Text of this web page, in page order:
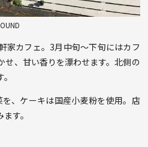
家カフェ。3月中旬～下旬にはカフ
せ、甘い香りを漂わせます。北側の
、ケーキは国産小麦粉を使用。店
す。